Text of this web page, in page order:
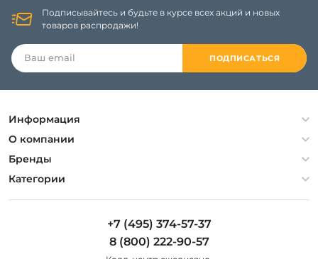
Подписывайтесь и будьте в курсе всех акций и новых
товаров распродажи!
ПОДПИСАТЬСЯ
Информация
Политика конфиденциальности
Гарантия
Оплата и доставка
О компании
О компании
Контакты
Бренды
Artelamp
Категории
Люстры
+7 (495) 374-57-37
8 (800) 222-90-57